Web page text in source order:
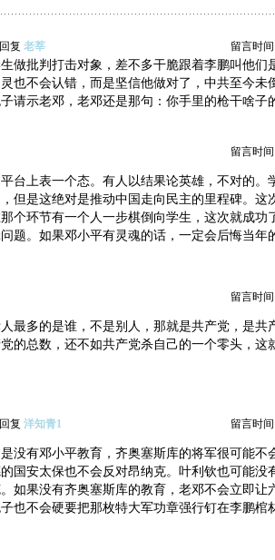
回复 老莘 留言时间
做批判打击对象，差不多干脆跟着李鹏叫他们
也不会认错，而是坚信他做对了，中共至今未
请示老邓，老邓还是那句：你手里的枪干啥子
留言时间
台上表一个态。有人以结果论英雄，不对的。
但是这绝对是推动中国走向民主的里程碑。这
个环节有一个人一步棋倒向学生，这次就成功
题。如果邓小平有灵魂的话，一定会后悔当年
留言时间
最多的是谁，不是别人，那就是共产党，是共
的总数，还不如共产党杀自己的一个零头，这
回复 洋知青1 留言时间
没有邓小平教育，齐奥塞斯库的将军很可能不
国安太保也不会反对昂纳克。叶利钦也可能没
如果没有齐奥塞斯库的教育，老邓不会立即让
也不会硬要把那枚特大军功章强行钉在李鹏棺